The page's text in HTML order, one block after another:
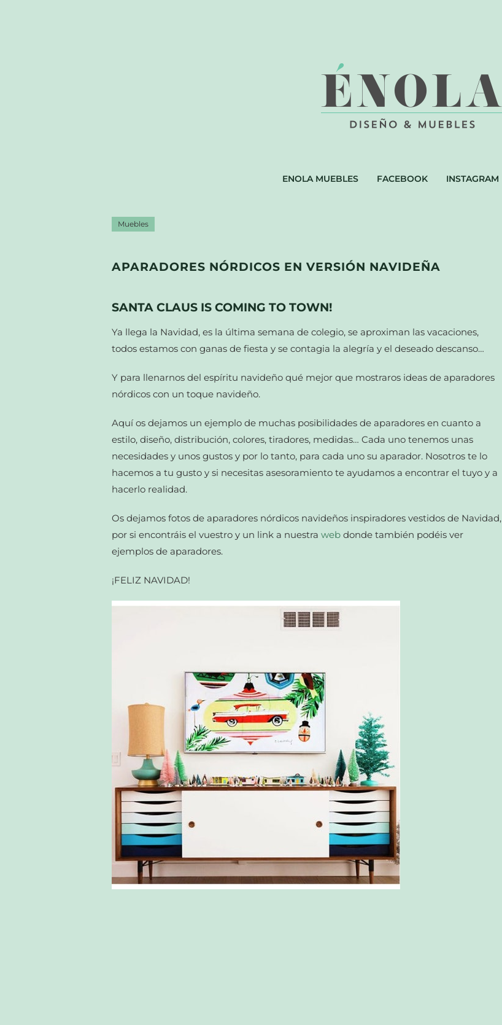
ENOLA MUEBLES FACEBOOK INSTAGRAM
Muebles
APARADORES NÓRDICOS EN VERSIÓN NAVIDEÑA
SANTA CLAUS IS COMING TO TOWN!
Ya llega la Navidad, es la última semana de colegio, se aproximan las vacaciones,
todos estamos con ganas de fiesta y se contagia la alegría y el deseado descanso…
Y para llenarnos del espíritu navideño qué mejor que mostraros ideas de aparadores
nórdicos con un toque navideño.
Aquí os dejamos un ejemplo de muchas posibilidades de aparadores en cuanto a
estilo, diseño, distribución, colores, tiradores, medidas… Cada uno tenemos unas
necesidades y unos gustos y por lo tanto, para cada uno su aparador. Nosotros te lo
hacemos a tu gusto y si necesitas asesoramiento te ayudamos a encontrar el tuyo y a
hacerlo realidad.
Os dejamos fotos de aparadores nórdicos navideños inspiradores vestidos de Navidad,
por si encontráis el vuestro y un link a nuestra web donde también podéis ver
ejemplos de aparadores.
¡FELIZ NAVIDAD!